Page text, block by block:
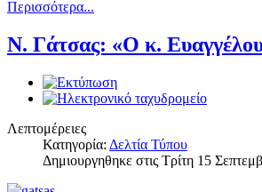
Περισσότερα...
Ν. Γάτσας: «Ο κ.
Λεπτομέρειες
Κατηγορία: Δελτία Τύπου
Δημιουργηθηκε στις Τρίτη 15